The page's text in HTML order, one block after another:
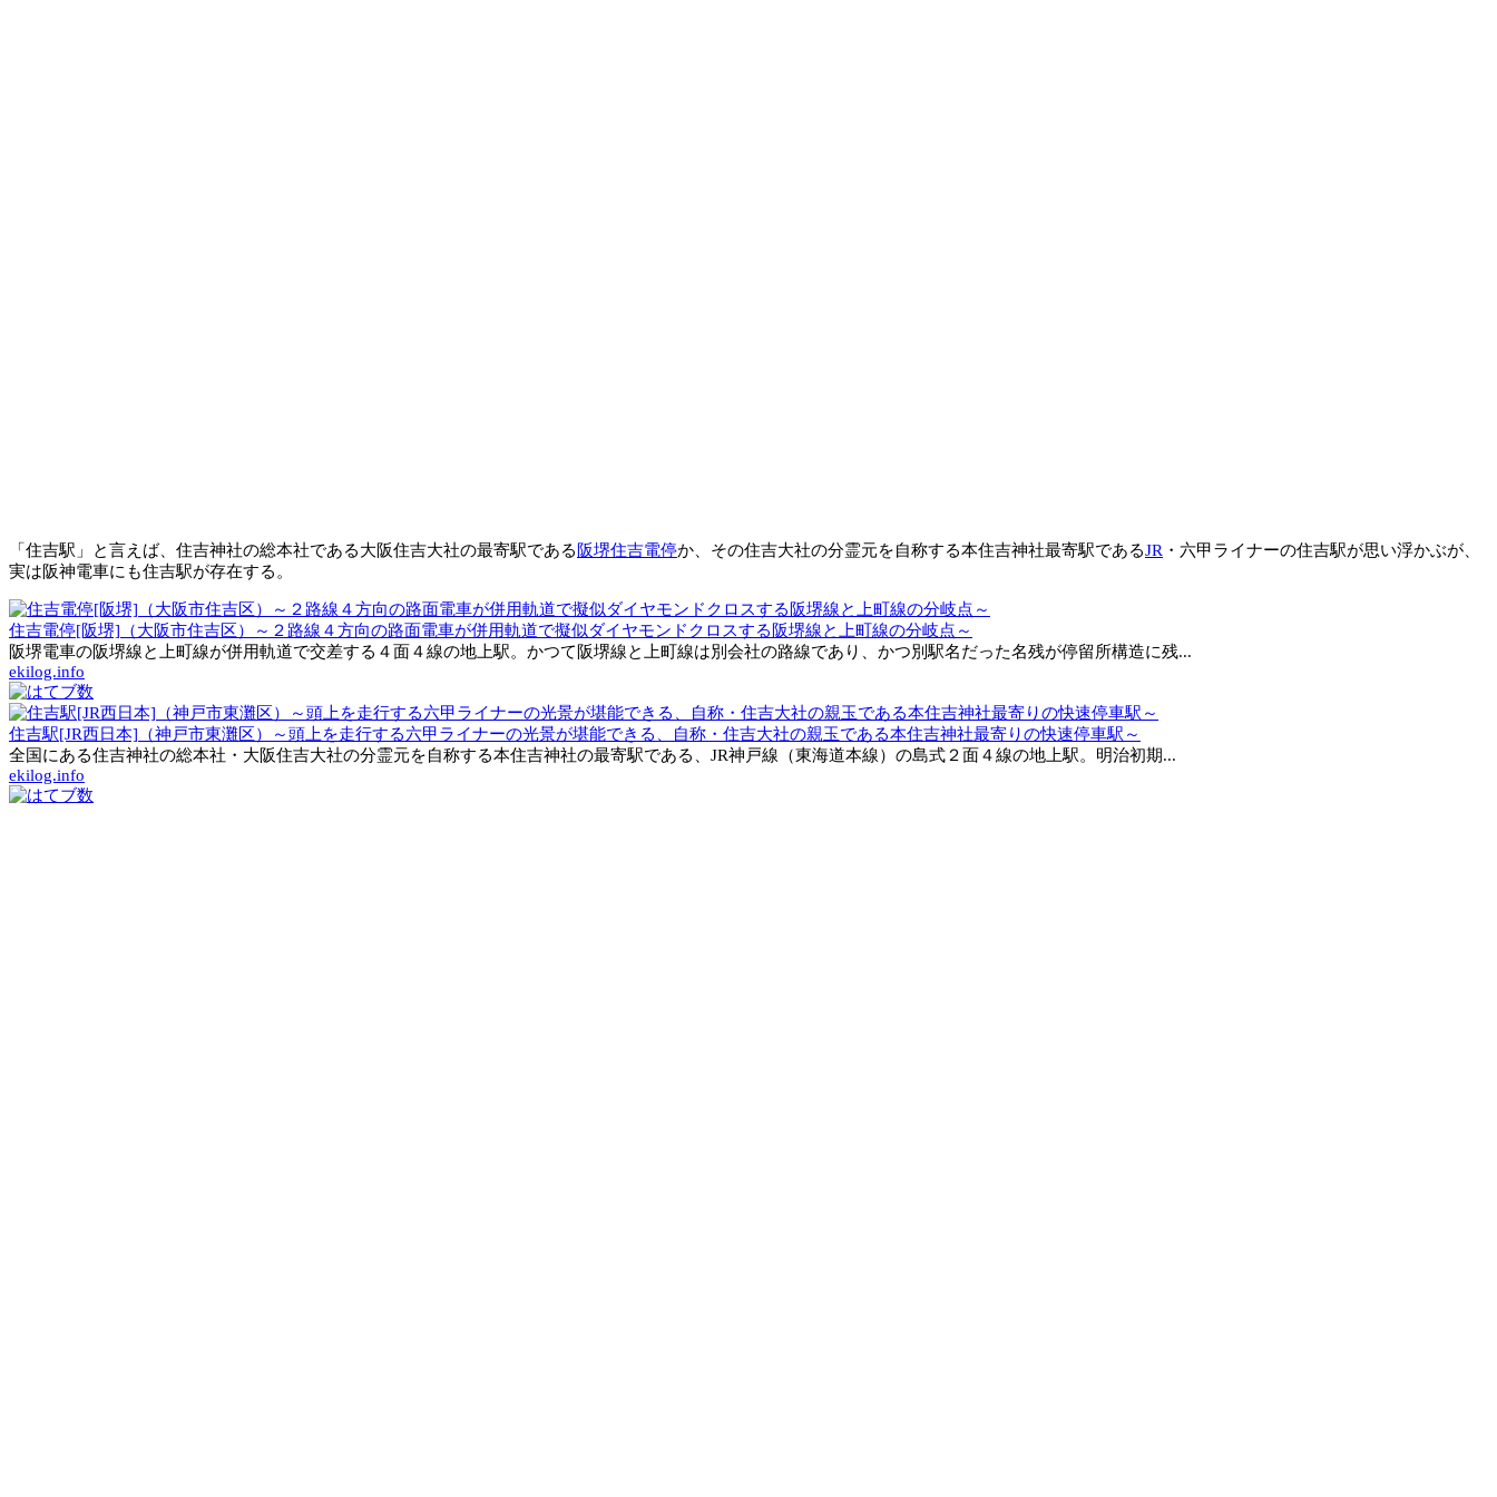
「住吉駅」と言えば、住吉神社の総本社である大阪住吉大社の最寄駅である 阪堺住吉電停か、その住吉大社の分霊元を自称する本住吉神社最寄駅であるJR ・六甲ライナーの住吉駅が思い浮かぶが、
実は阪神電車にも住吉駅が存在する。
住吉電停[阪堺]（大阪市住吉区）～２路線４方向の路面電車が併用軌道で擬似ダイヤモンドクロスする阪堺線と上町線の分岐点～
阪堺電車の阪堺線と上町線が併用軌道で交差する４面４線の地上駅。かつて阪堺線と上町線は別会社の路線であり、かつ別駅名だった名残が停留所構造に残...
ekilog.info
住吉駅[JR西日本]（神戸市東灘区）～頭上を走行する六甲ライナーの光景が堪能できる、自称・住吉大社の親玉である本住吉神社最寄りの快速停車駅～
全国にある住吉神社の総本社・大阪住吉大社の分霊元を自称する本住吉神社の最寄駅である、JR神戸線（東海道本線）の島式２面４線の地上駅。明治初期...
ekilog.info